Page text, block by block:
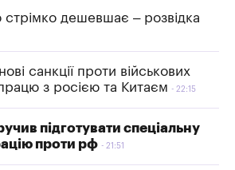
стрімко дешевшає – розвідка
санкції проти військових
з росією та Китаєм
22:15
підготувати спеціальну
проти рф
21:51